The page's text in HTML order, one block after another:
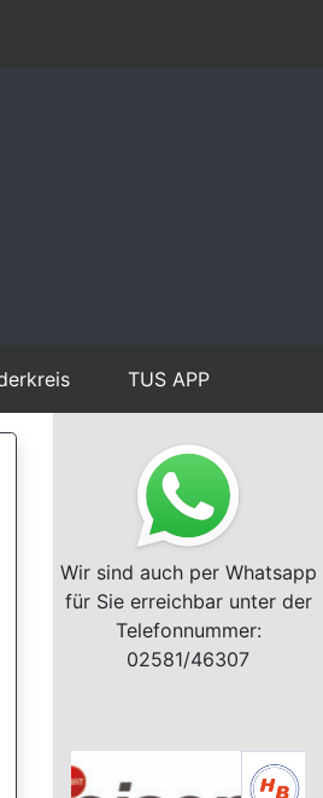
TUS APP
Wir sind auch per Whatsapp
für Sie erreichbar unter der
Telefonnummer:
02581/46307